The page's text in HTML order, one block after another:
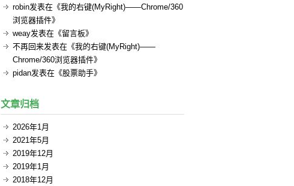
robin发表在《我的右键(MyRight)——Chrome/360
浏览器插件》
weay发表在《留言板》
不再回来发表在《我的右键(MyRight)——
Chrome/360浏览器插件》
pidan发表在《股票助手》
文章归档
2026年1月
2021年5月
2019年12月
2019年1月
2018年12月